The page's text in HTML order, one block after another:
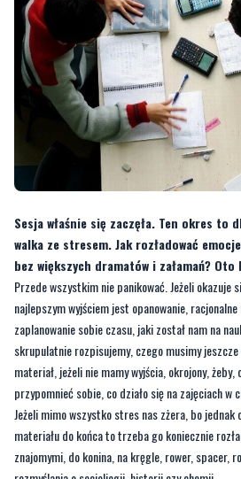
Sesja właśnie się zaczęła. Ten okres to
walka ze stresem. Jak rozładować
bez większych dramatów i załamań?
Przede wszystkim nie panikować. Jeżeli okazuje
najlepszym wyjściem jest opanowanie,
zaplanowanie sobie czasu, jaki został nam na
skrupulatnie rozpisujemy, czego musimy
materiał, jeżeli nie mamy wyjścia, okrojony,
przypomnieć sobie, co działo się na zajęciach w
Jeżeli mimo wszystko stres nas zżera, bo jednak
materiału do końca to trzeba go koniecznie
znajomymi, do konina, na kręgle, rower, spacer,